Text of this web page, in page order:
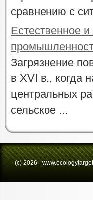
сравнению с
Естественное
Загрязнение
в XVI в., когда
центральных
сельское ...
(с) 2026 -